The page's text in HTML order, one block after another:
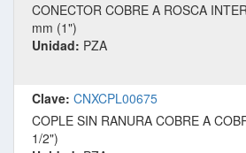
CONECTOR COBRE A ROSCA
mm (1")
Unidad: PZA
Clave: CNXCPL00675
COPLE SIN RANURA COBRE A
1/2")